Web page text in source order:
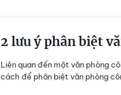
2 lưu ý phân biệt
Liên quan đến một văn phòng
cách để phân biệt văn phòng